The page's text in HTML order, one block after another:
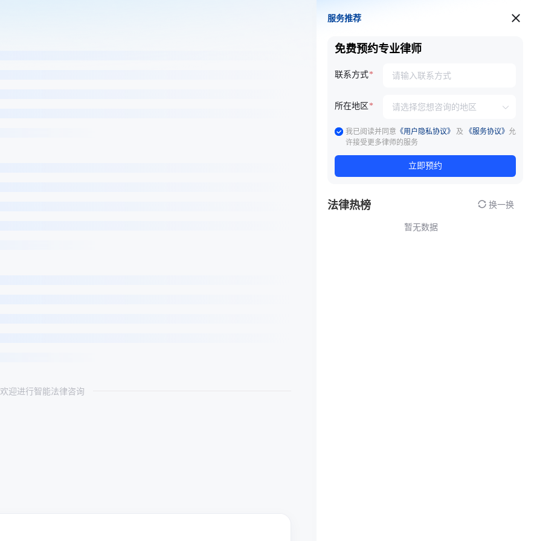
欢迎进行智能法律咨询
服务推荐
服务推荐
免费预约专业律师
联系方式
所在地区
我已阅读并同意 《用户隐私协议》 及 《服务协议》 允
许接受更多律师的服务
立即预约
法律热榜 换一换
暂无数据